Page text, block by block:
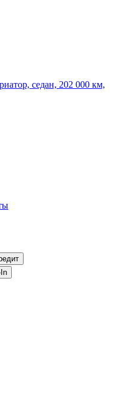
седан, 202 000 км,
In